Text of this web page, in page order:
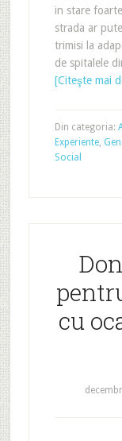
in stare
strada ar
trimisi la
de spitalele
[Citeşte mai
Din categoria:
Experiente,
Social
cu